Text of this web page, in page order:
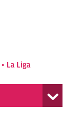
La Liga